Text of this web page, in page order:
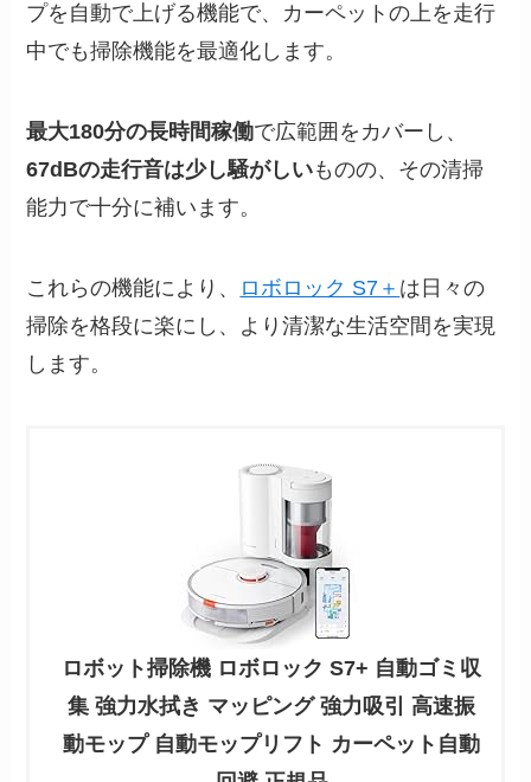
プを自動で上げる機能で、カーペットの上を走行
中でも掃除機能を最適化します。
最大180分の長時間稼働で広範囲をカバーし、
67dBの走行音は少し騒がしいものの、その清掃
能力で十分に補います。
これらの機能により、 ロボロック S7＋ は日々の
掃除を格段に楽にし、より清潔な生活空間を実現
します。
ロボット掃除機 ロボロック S7+ 自動ゴミ収
集 強力水拭き マッピング 強力吸引 高速振
動モップ 自動モップリフト カーペット自動